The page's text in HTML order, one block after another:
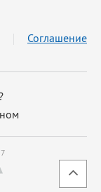
Соглашение